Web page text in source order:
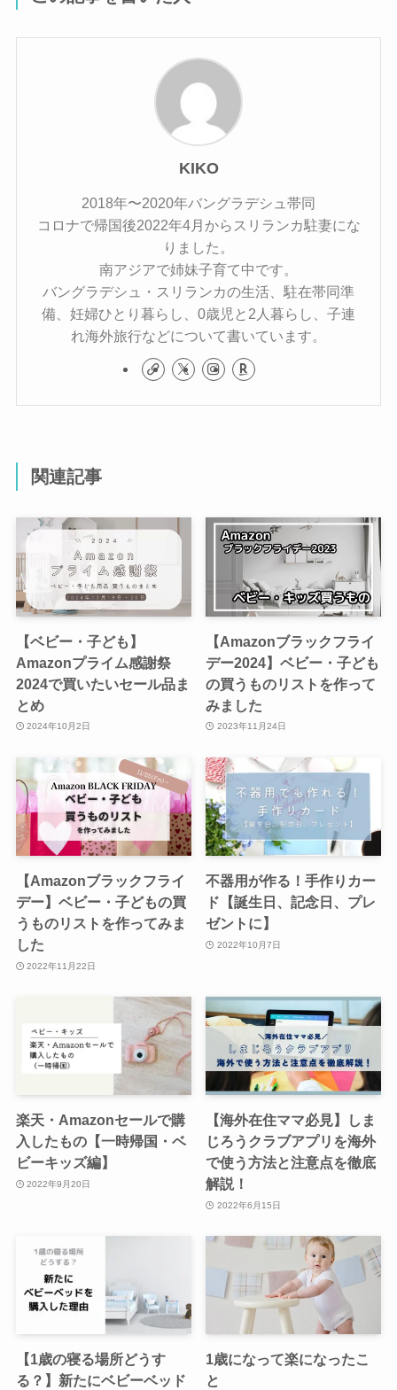
KIKO
2018年〜2020年バングラデシュ帯同
コロナで帰国後2022年4月からスリランカ駐妻にな
りました。
南アジアで姉妹子育て中です。
バングラデシュ・スリランカの生活、駐在帯同準
備、妊婦ひとり暮らし、0歳児と2人暮らし、子連
れ海外旅行などについて書いています。
関連記事
【ベビー・子ども】
Amazonプライム感謝祭
2024で買いたいセール品ま
とめ
2024年10月2日
【Amazonブラックフライ
デー2024】ベビー・子ども
の買うものリストを作って
みました
2023年11月24日
【Amazonブラックフライ
デー】ベビー・子どもの買
うものリストを作ってみま
した
2022年11月22日
不器用が作る！手作りカー
ド【誕生日、記念日、プレ
ゼントに】
2022年10月7日
楽天・Amazonセールで購
入したもの【一時帰国・ベ
ビーキッズ編】
2022年9月20日
【海外在住ママ必見】しま
じろうクラブアプリを海外
で使う方法と注意点を徹底
解説！
2022年6月15日
【1歳の寝る場所どうす
る？】新たにベビーベッド
1歳になって楽になったこ
と